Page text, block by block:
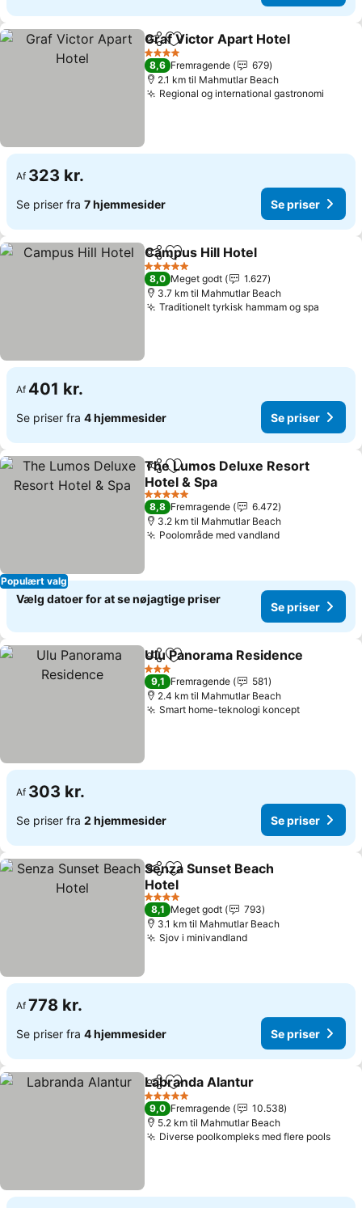
Del Føj til favoritter
Graf Victor Apart Hotel
4 Stjerner
8,6 Fremragende
679
2.1 km til Mahmutlar Beach
Regional og international gastronomi
Af 323 kr.
Se priser fra 7 hjemmesider Se priser
Del Føj til favoritter
Campus Hill Hotel
5 Stjerner
8,0 Meget godt
1.627
3.7 km til Mahmutlar Beach
Traditionelt tyrkisk hammam og spa
Af 401 kr.
Se priser fra 4 hjemmesider Se priser
Populært valg
Del Føj til favoritter
The Lumos Deluxe Resort
Hotel & Spa
Se priser
5 Stjerner
8,8 Fremragende
6.472
3.2 km til Mahmutlar Beach
Poolområde med vandlandSe priser
Vælg datoer for at se nøjagtige priser
Se priser
Del Føj til favoritter
Ulu Panorama Residence
3 Stjerner
9,1 Fremragende
581
2.4 km til Mahmutlar Beach
Smart home-teknologi konceptSe priser
Af 303 kr.
Se priser fra 2 hjemmesider Se priser
Del Føj til favoritter
Senza Sunset Beach
Hotel
Se priser
4 Stjerner
8,1 Meget godt
793
3.1 km til Mahmutlar Beach
Sjov i minivandlandSe priser
Af 778 kr.
Se priser fra 4 hjemmesider Se priser
Del Føj til favoritter
Labranda Alantur
5 Stjerner
9,0 Fremragende
10.538
5.2 km til Mahmutlar Beach
Diverse poolkompleks med flere poolsSe